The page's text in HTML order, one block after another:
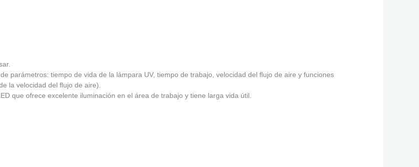
parámetros: tiempo de vida de la lámpara UV, tiempo de trabajo, velocidad del ﬂujo de aire y funciones
la velocidad del ﬂujo de aire).
que ofrece excelente iluminación en el área de trabajo y tiene larga vida útil.